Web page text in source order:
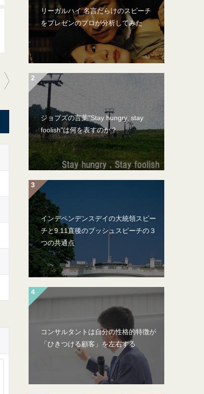
リーガルハイ 名言だらけのスピーチ
をプレゼンのプロが分析してみた
ジョブズの言葉"Stay hungry, stay
foolish"は何を表すのか？
インデペンデンスデイの大統領スピー
チと9.11直後のブッシュスピーチの３
つの共通点
コンサルタントは自分の性格的特徴が
「ひきつける顧客」を左右する